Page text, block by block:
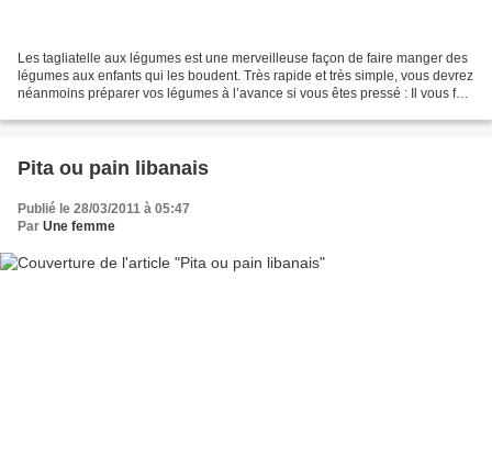
Les tagliatelle aux légumes est une merveilleuse façon de faire manger des
légumes aux enfants qui les boudent. Très rapide et très simple, vous devrez
néanmoins préparer vos légumes à l’avance si vous êtes pressé : Il vous faut
Pita ou pain libanais
Publié le 28/03/2011 à 05:47
Par Une femme